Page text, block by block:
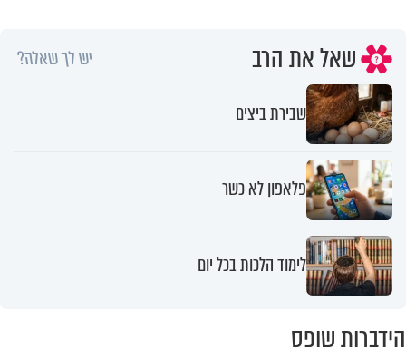
שאל את הרב יש לך שאלה?
שבירת ביצים
פלאפון לא כשר
לימוד הלכות בכל יום
הידברות שופס